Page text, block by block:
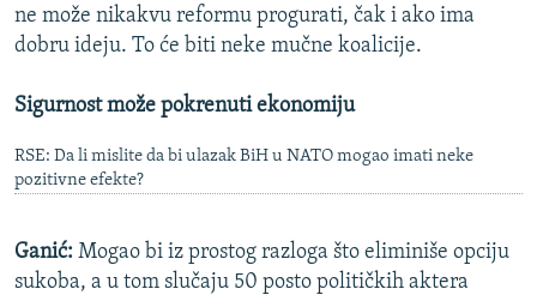
ne može nikakvu reformu progurati, čak i ako ima
dobru ideju. To će biti neke mučne koalicije.
Sigurnost može pokrenuti ekonomiju
RSE: Da li mislite da bi ulazak BiH u NATO mogao imati neke
pozitivne efekte?
Ganić: Mogao bi iz prostog razloga što eliminiše opciju
sukoba, a u tom slučaju 50 posto političkih aktera